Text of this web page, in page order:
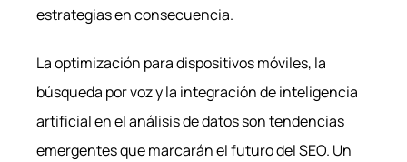
estrategias en consecuencia.
La optimización para dispositivos móviles, la
búsqueda por voz y la integración de inteligencia
artificial en el análisis de datos son tendencias
emergentes que marcarán el futuro del SEO. Un